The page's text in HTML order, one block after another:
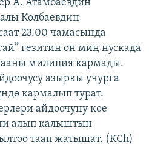
А. Атамбаевдин
Көлбаевдин
23.00 чамасында
гезитин он миң нускада
милиция кармады.
азыркы учурга
кармалып турат.
айдоочуну кое
алып калыштын
таап жатышат. (KCh)